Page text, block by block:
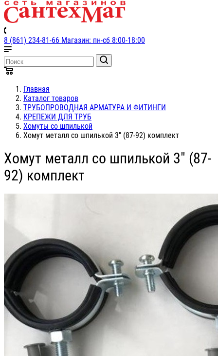
8 (861) 234-81-66 Магазин: пн-сб 8:00-18:00
Главная
Каталог товаров
ТРУБОПРОВОДНАЯ АРМАТУРА И ФИТИНГИ
КРЕПЕЖИ ДЛЯ ТРУБ
Хомуты со шпилькой
Хомут металл со шпилькой 3" (87-92) комплект
Хомут металл со шпилькой 3" (87-
92) комплект